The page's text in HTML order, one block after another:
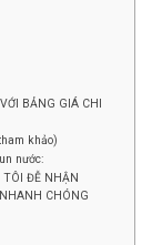
BẢNG GIÁ CHI
khảo)
nước:
TÔI ĐỄ NHẬN
CHÓNG